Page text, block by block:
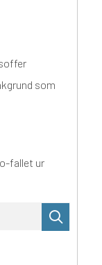
som
fallet ur
sökning